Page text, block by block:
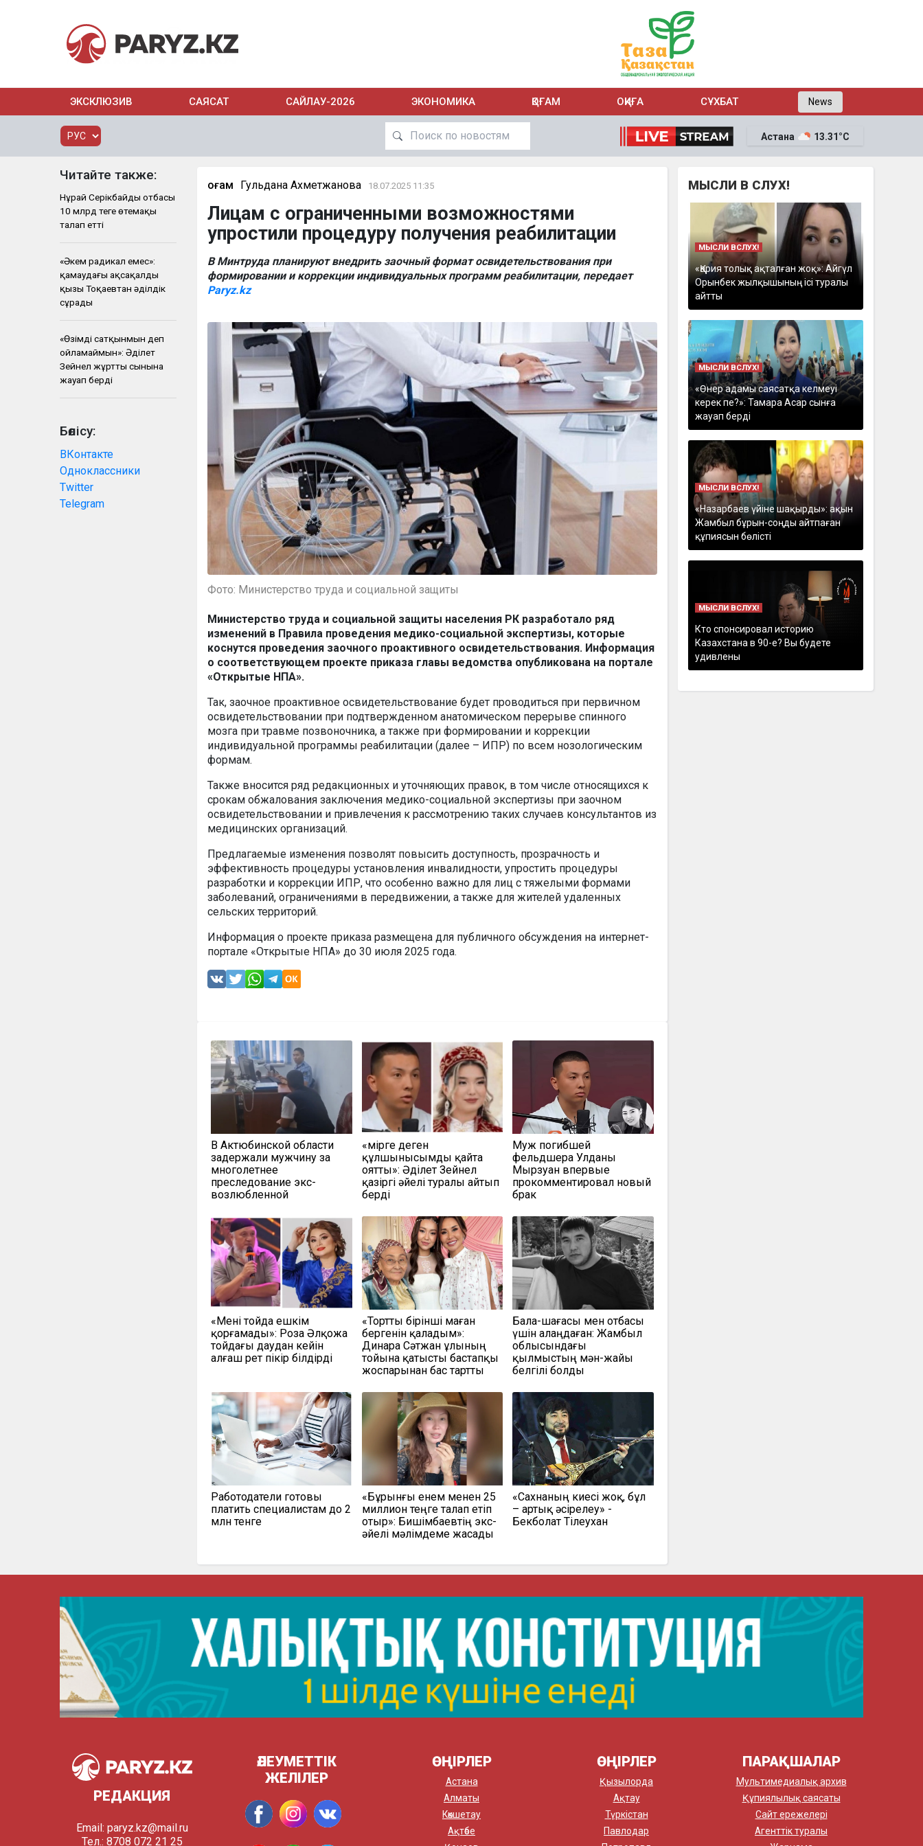
ЭКСКЛЮЗИВ САЯСАТ САЙЛАУ-2026 ЭКОНОМИКА ҚОҒАМ ОҚИҒА СҰХБАТ News
Астана 13.31°C
Читайте также:
Нұрай Серікбайдың отбасы
10 млрд теңге өтемақы
талап етті
«Әкем радикал емес»:
қамаудағы ақсақалдың
қызы Тоқаевтан әділдік
сұрады
«Өзімді сатқынмын деп
ойламаймын»: Әділет
Зейнел жұрттың сынына
жауап берді
Бөлісу:
ВКонтакте
Одноклассники
Twitter
Telegram
Қоғам Гульдана Ахметжанова 18.07.2025 11:35
Лицам с ограниченными возможностями
упростили процедуру получения реабилитации
В Минтруда планируют внедрить заочный формат освидетельствования при
формировании и коррекции индивидуальных программ реабилитации, передает
Paryz.kz
Фото: Министерство труда и социальной защиты
Министерство труда и социальной защиты населения РК разработало ряд
изменений в Правила проведения медико-социальной экспертизы, которые
коснутся проведения заочного проактивного освидетельствования. Информация
о соответствующем проекте приказа главы ведомства опубликована на портале
«Открытые НПА».
Так, заочное проактивное освидетельствование будет проводиться при первичном
освидетельствовании при подтвержденном анатомическом перерыве спинного
мозга при травме позвоночника, а также при формировании и коррекции
индивидуальной программы реабилитации (далее – ИПР) по всем нозологическим
формам.
Также вносится ряд редакционных и уточняющих правок, в том числе относящихся к
срокам обжалования заключения медико-социальной экспертизы при заочном
освидетельствовании и привлечения к рассмотрению таких случаев консультантов из
медицинских организаций.
Предлагаемые изменения позволят повысить доступность, прозрачность и
эффективность процедуры установления инвалидности, упростить процедуры
разработки и коррекции ИПР, что особенно важно для лиц с тяжелыми формами
заболеваний, ограничениями в передвижении, а также для жителей удаленных
сельских территорий.
Информация о проекте приказа размещена для публичного обсуждения на интернет-
портале «Открытые НПА» до 30 июля 2025 года.
В Актюбинской области
задержали мужчину за
многолетнее
преследование экс-
возлюбленной
«Өмірге деген
құлшынысымды қайта
оятты»: Әділет Зейнел
қазіргі әйелі туралы айтып
берді
Муж погибшей
фельдшера Улданы
Мырзуан впервые
прокомментировал новый
брак
«Мені тойда ешкім
қорғамады»: Роза Әлқожа
тойдағы даудан кейін
алғаш рет пікір білдірді
«Тортты бірінші маған
бергенін қаладым»:
Динара Сәтжан ұлының
тойына қатысты бастапқы
жоспарынан бас тартты
Бала-шағасы мен отбасы
үшін алаңдаған: Жамбыл
облысындағы
қылмыстың мән-жайы
белгілі болды
Работодатели готовы
платить специалистам до 2
млн тенге
«Бұрынғы енем менен 25
миллион теңге талап етіп
отыр»: Бишімбаевтің экс-
әйелі мәлімдеме жасады
«Сахнаның киесі жоқ, бұл
– артық әсірелеу» -
Бекболат Тілеухан
МЫСЛИ В СЛУХ!
МЫСЛИ ВСЛУХ!
«Қария толық ақталған жоқ»: Айгүл
Орынбек жылқышының ісі туралы
айтты
МЫСЛИ ВСЛУХ!
«Өнер адамы саясатқа келмеуі
керек пе?»: Тамара Асар сынға
жауап берді
МЫСЛИ ВСЛУХ!
«Назарбаев үйіне шақырды»: ақын
Жамбыл бұрын-соңды айтпаған
құпиясын бөлісті
МЫСЛИ ВСЛУХ!
Кто спонсировал историю
Казахстана в 90-е? Вы будете
удивлены
РЕДАКЦИЯ
Email: paryz.kz@mail.ru
Тел.: 8708 072 21 25
ӘЛЕУМЕТТІК
ЖЕЛІЛЕР
ӨҢІРЛЕР
Астана
Алматы
Көкшетау
Ақтөбе
ӨҢІРЛЕР
Қызылорда
Ақтау
Түркістан
Павлодар
ПАРАҚШАЛАР
Мультимедиалық архив
Құпиялылық саясаты
Сайт ережелері
Агенттік туралы